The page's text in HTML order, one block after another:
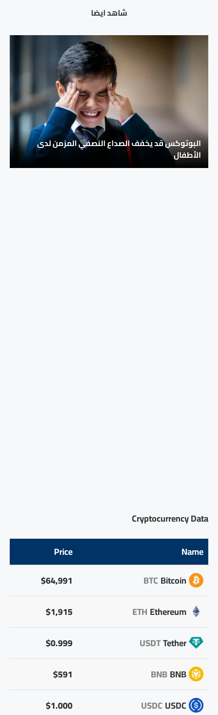
شاهد ايضا
البوتوكس قد يخفف الصداع النصفي المزمن لدى
الأطفال
Cryptocurrency Data
Name
Price
Bitcoin
BTC
$64,991
Ethereum
ETH
$1,915
Tether
USDT
$0.999
BNB
BNB
$591
USDC
USDC
$1.000